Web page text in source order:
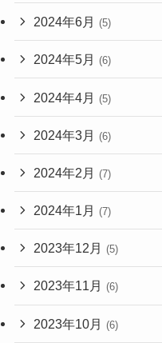
2024年6月 (5)
2024年5月 (6)
2024年4月 (5)
2024年3月 (6)
2024年2月 (7)
2024年1月 (7)
2023年12月 (5)
2023年11月 (6)
2023年10月 (6)